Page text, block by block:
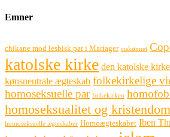
Emner
chikane mod lesbisk par i Mariager ciskønnet
katolske kirke den katolske
kønsneutrale ægteskab folkekirkelige
homoseksuelle par folkekirken
homoseksualitet og kristendom
homoseksuelle ægteskaber Homoægteskabet Iben